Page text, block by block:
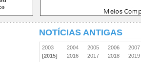
NOTÍCIAS ANTIGAS
2003 2004 2005 2006
[2015]
2016 2017 2018